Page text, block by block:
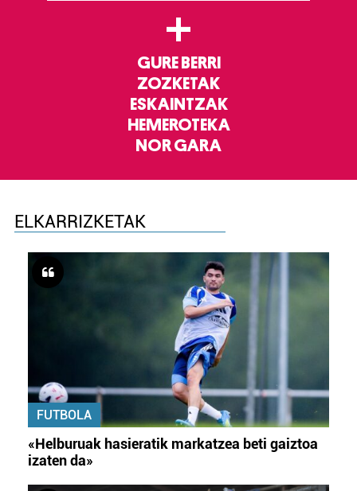
+
GURE BERRI
ZOZKETAK
ESKAINTZAK
HEMEROTEKA
NOR GARA
ELKARRIZKETAK
FUTBOLA
«Helburuak hasieratik markatzea beti gaiztoa
izaten da»